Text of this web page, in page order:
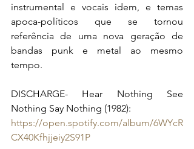
instrumental e vocais idem, e temas
apoca-políticos que se tornou
referência de uma nova geração de
bandas punk e metal ao mesmo
tempo.
DISCHARGE- Hear Nothing See
Nothing Say Nothing (1982):
https://open.spotify.com/album/6WYcR
CX40Kfhjjeiy2S91P